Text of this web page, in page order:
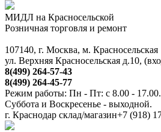
МИДЛ на Красносельской
Розничная торговля и ремонт
107140, г. Москва, м. Красносельская
ул. Верхняя Красносельская д.10,
8(499) 264-57-43
8(499) 264-45-77
Режим работы: Пн - Пт: с 8.00 - 17.00.
Суббота и Воскресенье - выходной.
г. Краснодар склад/магазин+7 (918)